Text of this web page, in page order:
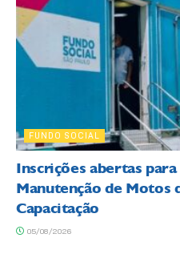
FUNDO SOCIAL
Inscrições abertas
Manutenção de Motos
Capacitação
05/08/2026